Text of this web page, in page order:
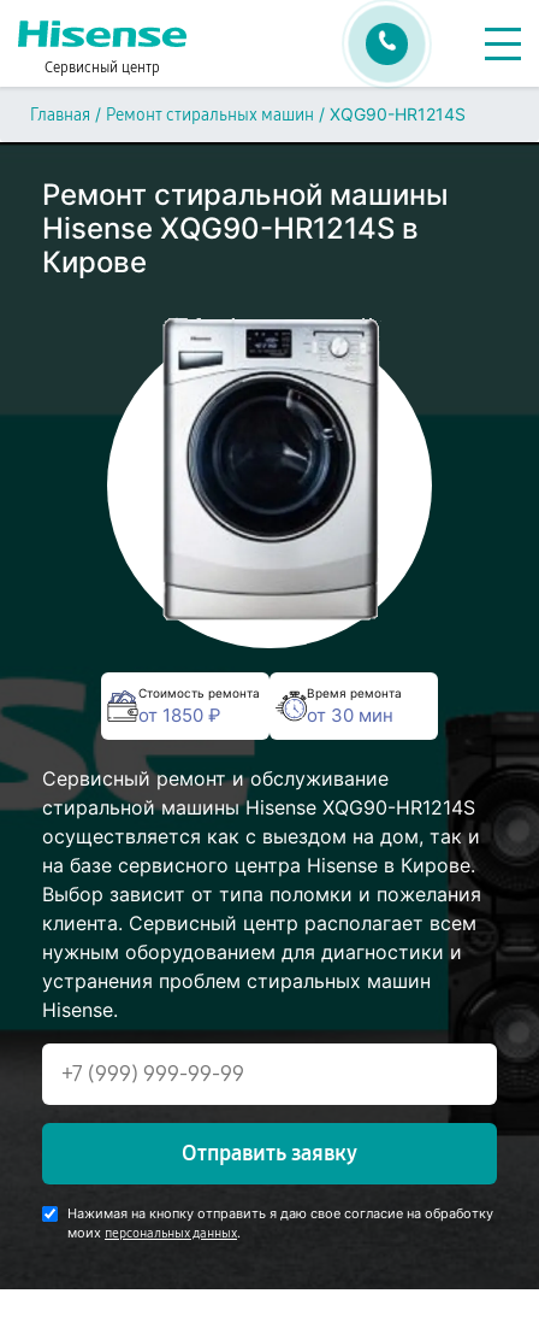
Сервисный центр
Главная / Ремонт стиральных машин / XQG90-HR1214S
Ремонт стиральной машины
Hisense XQG90-HR1214S в
Кирове
Стоимость ремонта
от 1850 ₽
Время ремонта
от 30 мин
Сервисный ремонт и обслуживание
стиральной машины Hisense XQG90-HR1214S
осуществляется как с выездом на дом, так и
на базе сервисного центра Hisense в Кирове.
Выбор зависит от типа поломки и пожелания
клиента. Сервисный центр располагает всем
нужным оборудованием для диагностики и
устранения проблем стиральных машин
Hisense.
Отправить заявку
Нажимая на кнопку отправить я даю свое согласие на обработку
моих персональных данных.